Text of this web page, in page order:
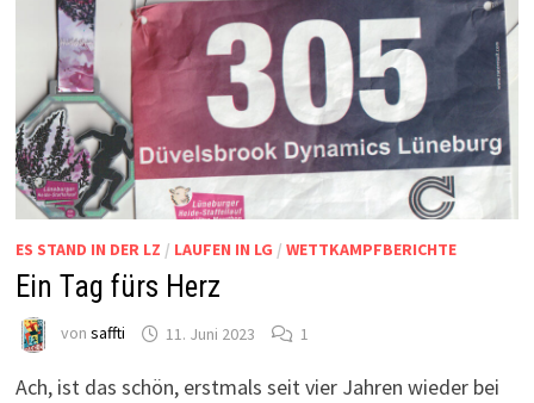
ES STAND IN DER LZ / LAUFEN IN LG / WETTKAMPFBERICHTE
Ein Tag fürs Herz
von saffti 11. Juni 2023 1
Ach, ist das schön, erstmals seit vier Jahren wieder bei